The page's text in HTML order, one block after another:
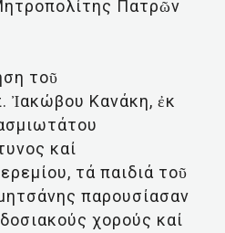
Πατρῶν
τοῦ
Ἰακώβου Κανάκη, ἐκ
καί
τά παιδιά τοῦ
παρουσίασαν
χορούς καί